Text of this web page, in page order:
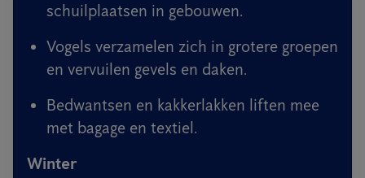
schuilplaatsen in gebouwen.
Vogels verzamelen zich in grotere groepen
en vervuilen gevels en daken.
Bedwantsen en kakkerlakken liften mee
met bagage en textiel.
Winter